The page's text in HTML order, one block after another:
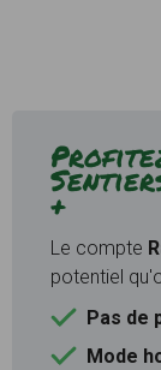
+
Le compte
potentiel
Pas de
Mode